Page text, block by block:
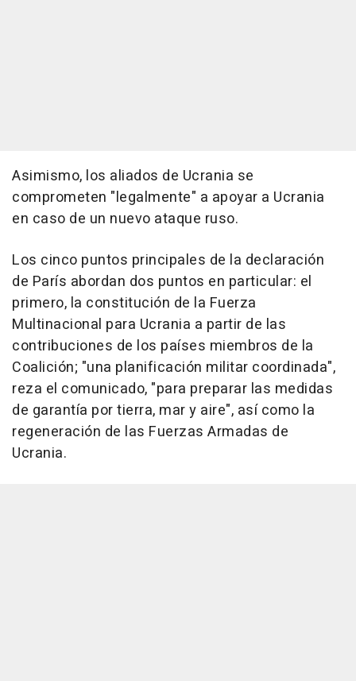
Asimismo, los aliados de Ucrania se
comprometen "legalmente" a apoyar a Ucrania
en caso de un nuevo ataque ruso.
Los cinco puntos principales de la declaración
de París abordan dos puntos en particular: el
primero, la constitución de la Fuerza
Multinacional para Ucrania a partir de las
contribuciones de los países miembros de la
Coalición; "una planificación militar coordinada",
reza el comunicado, "para preparar las medidas
de garantía por tierra, mar y aire", así como la
regeneración de las Fuerzas Armadas de
Ucrania.